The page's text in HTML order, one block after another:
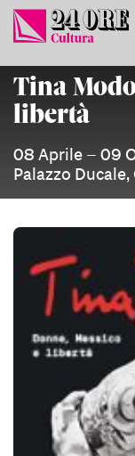
Vai
contenuto
Tina
libertà
08 Aprile – 09
Palazzo Ducale,